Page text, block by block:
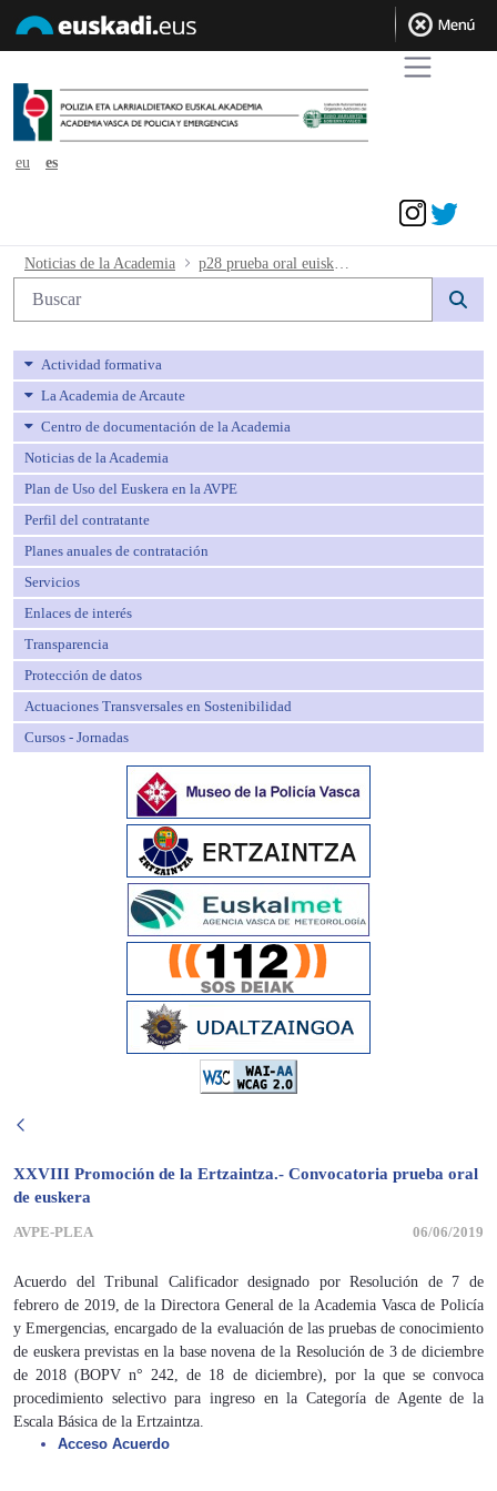
eu
es
p28 prueba oral euiskera - avpe
Noticias de la Academia
Búsqueda web
Actividad formativa
La Academia de Arcaute
Centro de documentación de la Academia
Noticias de la Academia
Plan de Uso del Euskera en la AVPE
Perfil del contratante
Planes anuales de contratación
Servicios
Enlaces de interés
Transparencia
Protección de datos
Actuaciones Transversales en Sostenibilidad
Cursos - Jornadas
XXVIII Promoción de la Ertzaintza.- Convocatoria prueba oral
de euskera
AVPE-PLEA 06/06/2019
Acuerdo del Tribunal Calificador designado por Resolución de 7 de
febrero de 2019, de la Directora General de la Academia Vasca de Policía
y Emergencias, encargado de la evaluación de las pruebas de conocimiento
de euskera previstas en la base novena de la Resolución de 3 de diciembre
de 2018 (BOPV n° 242, de 18 de diciembre), por la que se convoca
procedimiento selectivo para ingreso en la Categoría de Agente de la
Escala Básica de la Ertzaintza.
Acceso Acuerdo